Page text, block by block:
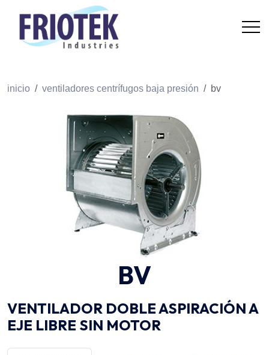
inicio ventiladores centrífugos baja presión bv
BV
VENTILADOR DOBLE ASPIRACIÓN A
EJE LIBRE SIN MOTOR